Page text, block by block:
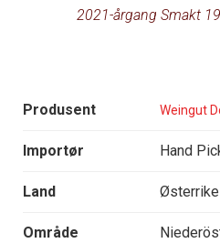
2021-årgang Smakt
Produsent Weingut
Importør Hand
Land Østerrike
Område